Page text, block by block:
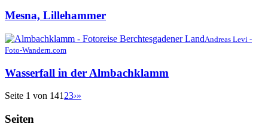
Mesna, Lillehammer
Andreas Levi -
Foto-Wandern.com
Wasserfall in der Almbachklamm
Seite 1 von 141 23›»
Seiten